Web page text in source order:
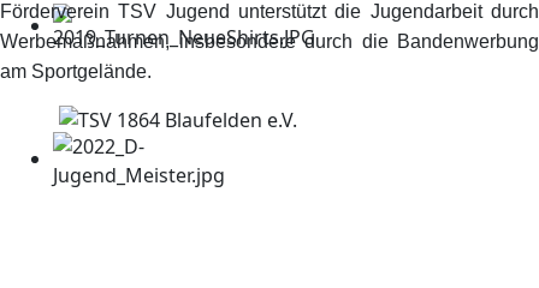
Förderverein TSV Jugend unterstützt die Jugendarbeit durch
Werbemaßnahmen, insbesondere durch die Bandenwerbung
am Sportgelände.